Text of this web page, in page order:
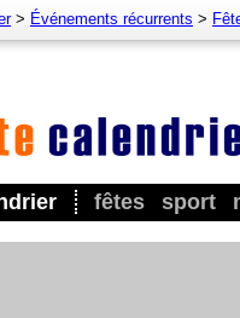
fêtes sport
> Événements récurrents >